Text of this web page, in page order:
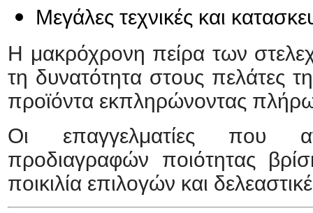
Μεγάλες τεχνικές και
Η μακρόχρονη πείρα των
τη δυνατότητα στους πελάτες
προϊόντα εκπληρώνοντας
Οι επαγγελματίες που
προδιαγραφών ποιότητας
ποικιλία επιλογών και